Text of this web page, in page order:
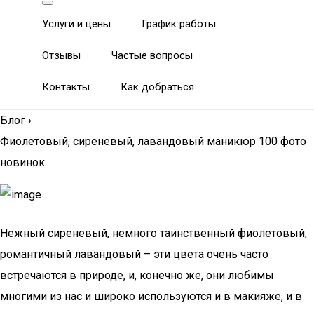
Услуги и цены График работы
Отзывы Частые вопросы
Контакты Как добраться
Блог ›
Фиолетовый, сиреневый, лавандовый маникюр 100 фото
новинок
Нежный сиреневый, немного таинственный фиолетовый,
романтичный лавандовый – эти цвета очень часто
встречаются в природе, и, конечно же, они любимы
многими из нас и широко используются и в макияже, и в